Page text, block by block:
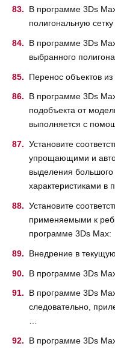
В программе 3Ds
полигональную
В программе 3Ds
выбранного
Перенос объектов
В программе 3Ds
подобъекта от
выполняется с
Установите
упрощающими и
выделения большого
характеристиками в
Установите
применяемыми к
программе 3Ds Max:
Внедрение в
В программе 3Ds
В программе 3Ds
следовательно,
…
В программе 3Ds